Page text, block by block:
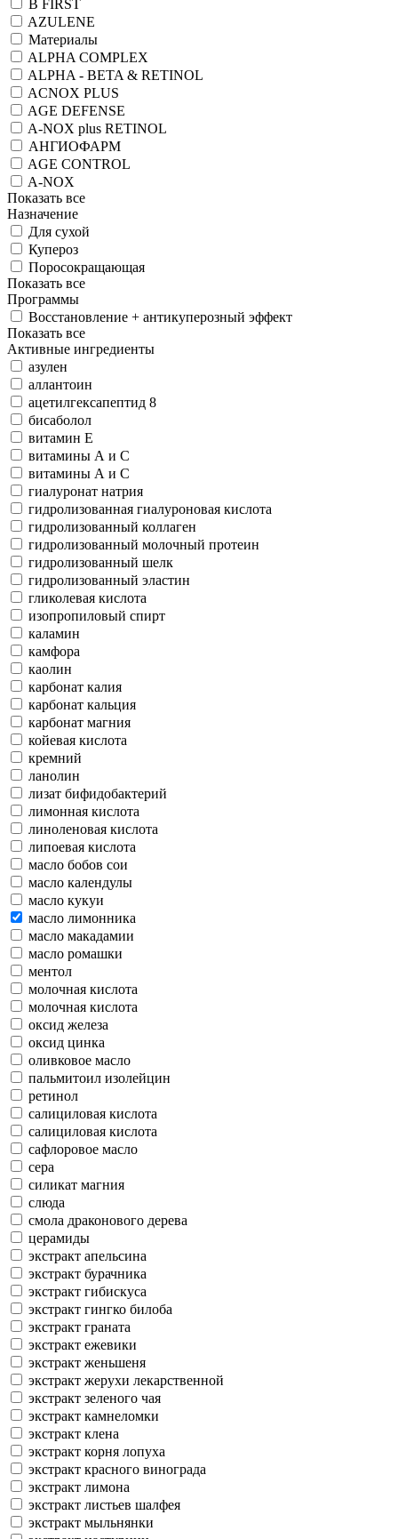
B FIRST
AZULENE
Материалы
ALPHA COMPLEX
ALPHA - BETA & RETINOL
ACNOX PLUS
AGE DEFENSE
A-NOX plus RETINOL
АНГИОФАРМ
AGE CONTROL
A-NOX
Показать все
Назначение
Для сухой
Купероз
Поросокращающая
Показать все
Программы
Восстановление + антикуперозный эффект
Показать все
Активные ингредиенты
азулен
аллантоин
ацетилгексапептид 8
бисаболол
витамин Е
витамины А и С
витамины А и С
гиалуронат натрия
гидролизованная гиалуроновая кислота
гидролизованный коллаген
гидролизованный молочный протеин
гидролизованный шелк
гидролизованный эластин
гликолевая кислота
изопропиловый спирт
каламин
камфора
каолин
карбонат калия
карбонат кальция
карбонат магния
койевая кислота
кремний
ланолин
лизат бифидобактерий
лимонная кислота
линоленовая кислота
липоевая кислота
масло бобов сои
масло календулы
масло кукуи
масло лимонника
масло макадамии
масло ромашки
ментол
молочная кислота
молочная кислота
оксид железа
оксид цинка
оливковое масло
пальмитоил изолейцин
ретинол
салициловая кислота
салициловая кислота
сафлоровое масло
сера
силикат магния
слюда
смола драконового дерева
церамиды
экстракт апельсина
экстракт бурачника
экстракт гибискуса
экстракт гингко билоба
экстракт граната
экстракт ежевики
экстракт женьшеня
экстракт жерухи лекарственной
экстракт зеленого чая
экстракт камнеломки
экстракт клена
экстракт корня лопуха
экстракт красного винограда
экстракт лимона
экстракт листьев шалфея
экстракт мыльнянки